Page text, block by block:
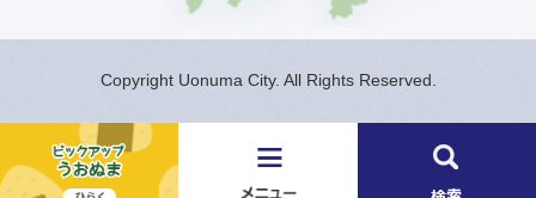
Copyright Uonuma City. All Rights Reserved.